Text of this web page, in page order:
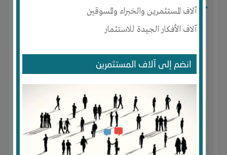
آلاف المستثمرين والخبراء والمسوقين
آلاف الأفكار الجيدة للاستثمار
انضم إلى آلاف المستثمرين
الجنس : ذكر
لديـه :المال علاقات